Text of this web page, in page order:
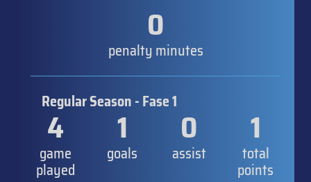
0
penalty minutes
Regular Season - Fase 1
4
game
played
1
goals
0
assist
1
total
points